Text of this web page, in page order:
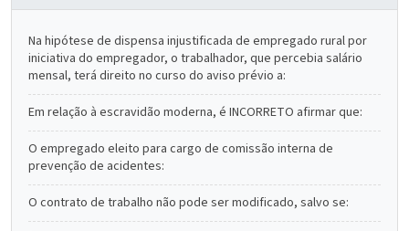
Na hipótese de dispensa injustificada de empregado rural por
iniciativa do empregador, o trabalhador, que percebia salário
mensal, terá direito no curso do aviso prévio a:
Em relação à escravidão moderna, é INCORRETO afirmar que:
O empregado eleito para cargo de comissão interna de
prevenção de acidentes:
O contrato de trabalho não pode ser modificado, salvo se: